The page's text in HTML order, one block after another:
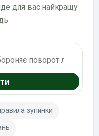
для вас найкращу
зупинки